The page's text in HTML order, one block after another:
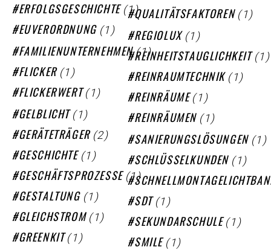
ERFOLGSGESCHICHTE (1)
EUVERORDNUNG (1)
FAMILIENUNTERNEHMEN (1)
FLICKER (1)
FLICKERWERT (1)
GELBLICHT (1)
GERÄTETRÄGER (2)
GESCHICHTE (1)
GESCHÄFTSPROZESSE (1)
GESTALTUNG (1)
GLEICHSTROM (1)
GREENKIT (1)
QUALITÄTSFAKTOREN (1)
REGIOLUX (1)
REINHEITSTAUGLICHKEIT (1)
REINRAUMTECHNIK (1)
REINRÄUME (1)
REINRÄUMEN (1)
SANIERUNGSLÖSUNGEN (1)
SCHLÜSSELKUNDEN (1)
SDT (1)
SEKUNDARSCHULE (1)
SMILE (1)